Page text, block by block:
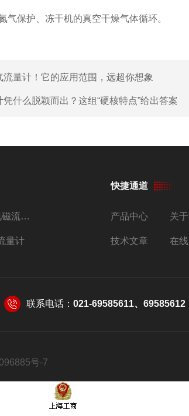
保护、冻干机的真空干燥气体循环。
流量计！它的应用范围，远超你想象
什么脱颖而出？这组“硬核特点”给出答案
AMF-150-1046寸电磁流量计
量计
快捷通道
产品中心 关
技术文章 在
联系电话： 021-69585611、69585612
号-7